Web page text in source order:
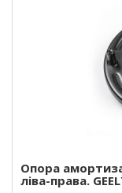
Опора
ліва-права.